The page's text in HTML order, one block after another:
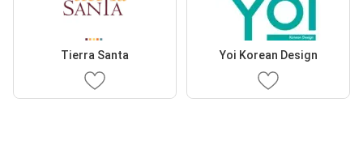
Tierra Santa Yoi Korean Design